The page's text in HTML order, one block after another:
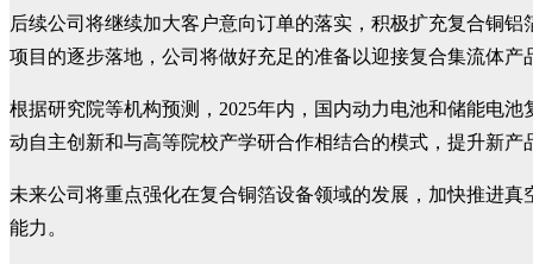
后续公司将继续加大客户意向订单的落实，积极扩充复合铜
项目的逐步落地，公司将做好充足的准备以迎接复合集流体
根据研究院等机构预测，2025年内，国内动力电池和储能电
动自主创新和与高等院校产学研合作相结合的模式，提升新产
未来公司将重点强化在复合铜箔设备领域的发展，加快推进
能力。